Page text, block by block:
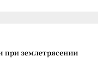
при землетрясении